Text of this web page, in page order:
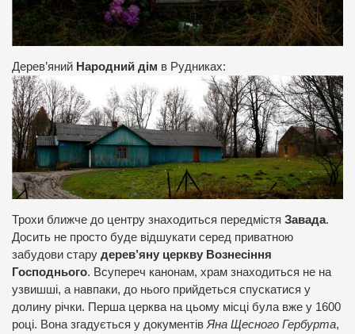
Дерев’яний Народний дім в Рудниках:
Трохи ближче до центру знаходиться передмістя Завада.
Досить не просто буде відшукати серед приватною
забудови стару дерев’яну церкву Вознесіння
Господнього. Всупереч канонам, храм знаходиться не на
узвишші, а навпаки, до нього прийдеться спускатися у
долину річки. Перша церква на цьому місці була вже у 1600
році. Вона згадується у документів Яна Щесного Гербурта,